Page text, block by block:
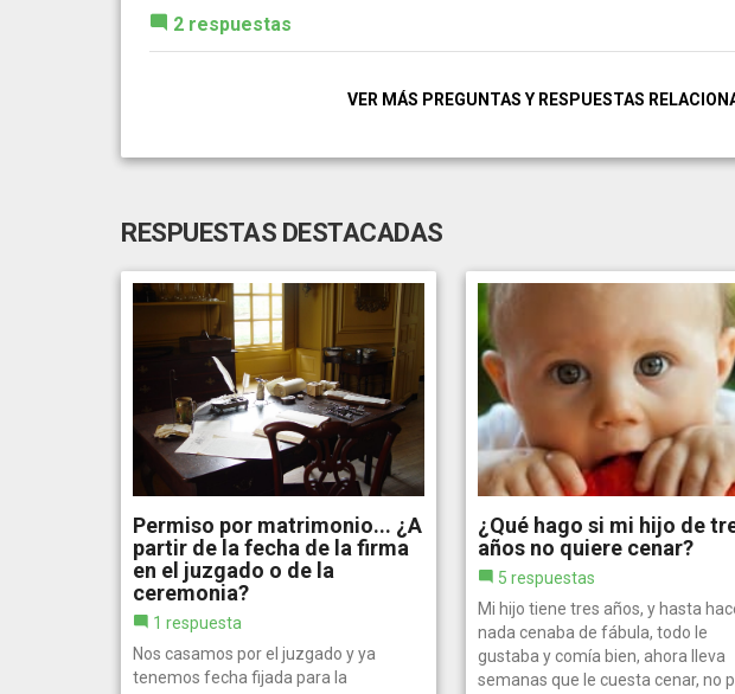
2 respuestas
VER MÁS PREGUNTAS Y RESPUESTAS
RESPUESTAS DESTACADAS
Permiso por matrimonio... ¿A
partir de la fecha de la firma
en el juzgado o de la
ceremonia?
1 respuesta
Nos casamos por el juzgado y ya
tenemos fecha fijada para la
¿Qué hago si mi hijo de
años no quiere cenar?
5 respuestas
Mi hijo tiene tres años, y hasta
nada cenaba de fábula, todo le
gustaba y comía bien, ahora lleva
semanas que le cuesta cenar, no